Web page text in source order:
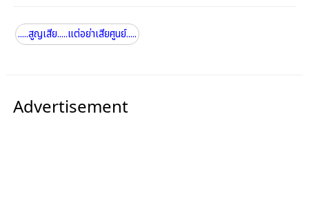
.....สูญเสีย.....แต่อย่าเสียศูนย์.....
Advertisement